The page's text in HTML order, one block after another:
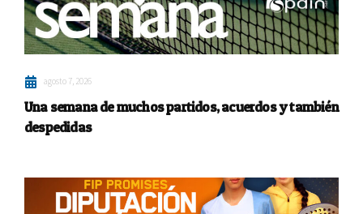
agosto 7, 2026
Una semana de muchos partidos, acuerdos y también
despedidas